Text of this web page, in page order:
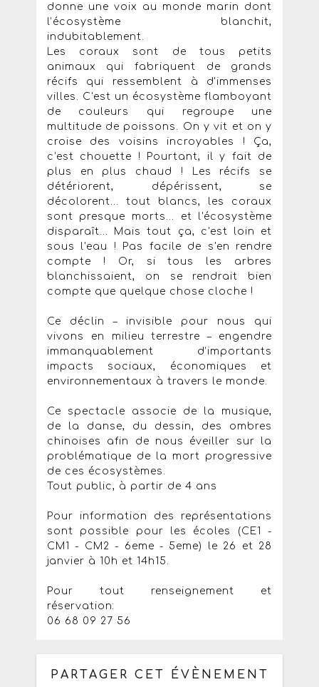
donne une voix au monde marin dont
l’écosystème blanchit,
indubitablement.
Les coraux sont de tous petits
animaux qui fabriquent de grands
récifs qui ressemblent à d'immenses
villes. C'est un écosystème flamboyant
de couleurs qui regroupe une
multitude de poissons. On y vit et on y
croise des voisins incroyables ! Ça,
c'est chouette ! Pourtant, il y fait de
plus en plus chaud ! Les récifs se
détériorent, dépérissent, se
décolorent... tout blancs, les coraux
sont presque morts... et l'écosystème
disparaît... Mais tout ça, c'est loin et
sous l'eau ! Pas facile de s'en rendre
compte ! Or, si tous les arbres
blanchissaient, on se rendrait bien
compte que quelque chose cloche !
Ce déclin – invisible pour nous qui
vivons en milieu terrestre – engendre
immanquablement d’importants
impacts sociaux, économiques et
environnementaux à travers le monde.
Ce spectacle associe de la musique,
de la danse, du dessin, des ombres
chinoises afin de nous éveiller sur la
problématique de la mort progressive
de ces écosystèmes.
Tout public, à partir de 4 ans
Pour information des représentations
sont possible pour les écoles (CE1 -
CM1 - CM2 - 6eme - 5eme) le 26 et 28
janvier à 10h et 14h15.
Pour tout renseignement et
réservation:
06 68 09 27 56
PARTAGER CET ÉVÈNEMENT